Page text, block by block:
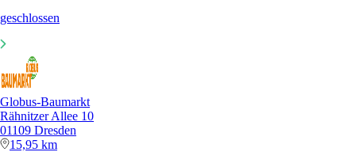
geschlossen
Globus-Baumarkt
Rähnitzer Allee 10
01109 Dresden
15,95 km